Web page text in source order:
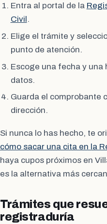
Entra al portal de la
Civil.
Elige el trámite y
punto de atención.
Escoge una fecha y una
datos.
Guarda el comprobante
dirección.
Si nunca lo has hecho, te
cómo sacar una cita en la
haya cupos próximos en
es la alternativa más
Trámites que
registraduría